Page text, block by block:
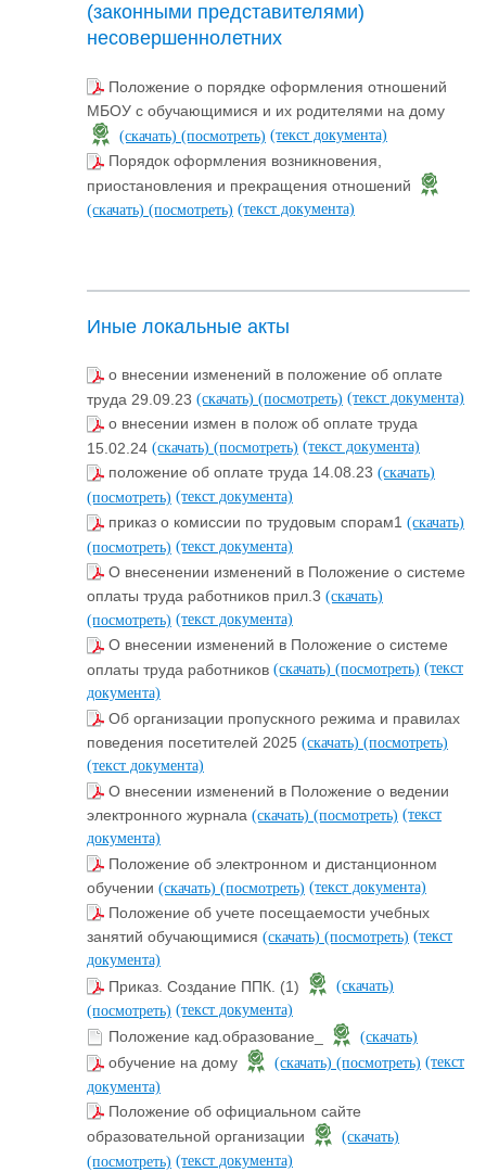
(законными представителями)
несовершеннолетних
Положение о порядке оформления отношений
МБОУ с обучающимися и их родителями на дому
(скачать) (посмотреть) (текст документа)
Порядок оформления возникновения,
приостановления и прекращения отношений
(скачать) (посмотреть) (текст документа)
Иные локальные акты
о внесении изменений в положение об оплате
труда 29.09.23 (скачать) (посмотреть) (текст документа)
о внесении измен в полож об оплате труда
15.02.24 (скачать) (посмотреть) (текст документа)
положение об оплате труда 14.08.23 (скачать)
(посмотреть) (текст документа)
приказ о комиссии по трудовым спорам1 (скачать)
(посмотреть) (текст документа)
О внесенении изменений в Положение о системе
оплаты труда работников прил.3 (скачать)
(посмотреть) (текст документа)
О внесении изменений в Положение о системе
оплаты труда работников (скачать) (посмотреть) (текст
документа)
Об организации пропускного режима и правилах
поведения посетителей 2025 (скачать) (посмотреть)
(текст документа)
О внесении изменений в Положение о ведении
электронного журнала (скачать) (посмотреть) (текст
документа)
Положение об электронном и дистанционном
обучении (скачать) (посмотреть) (текст документа)
Положение об учете посещаемости учебных
занятий обучающимися (скачать) (посмотреть) (текст
документа)
Приказ. Создание ППК. (1)
(скачать)
(посмотреть) (текст документа)
Положение кад.образование_ (скачать)
обучение на дому (скачать) (посмотреть) (текст
документа)
Положение об официальном сайте
образовательной организации
(скачать)
(посмотреть) (текст документа)